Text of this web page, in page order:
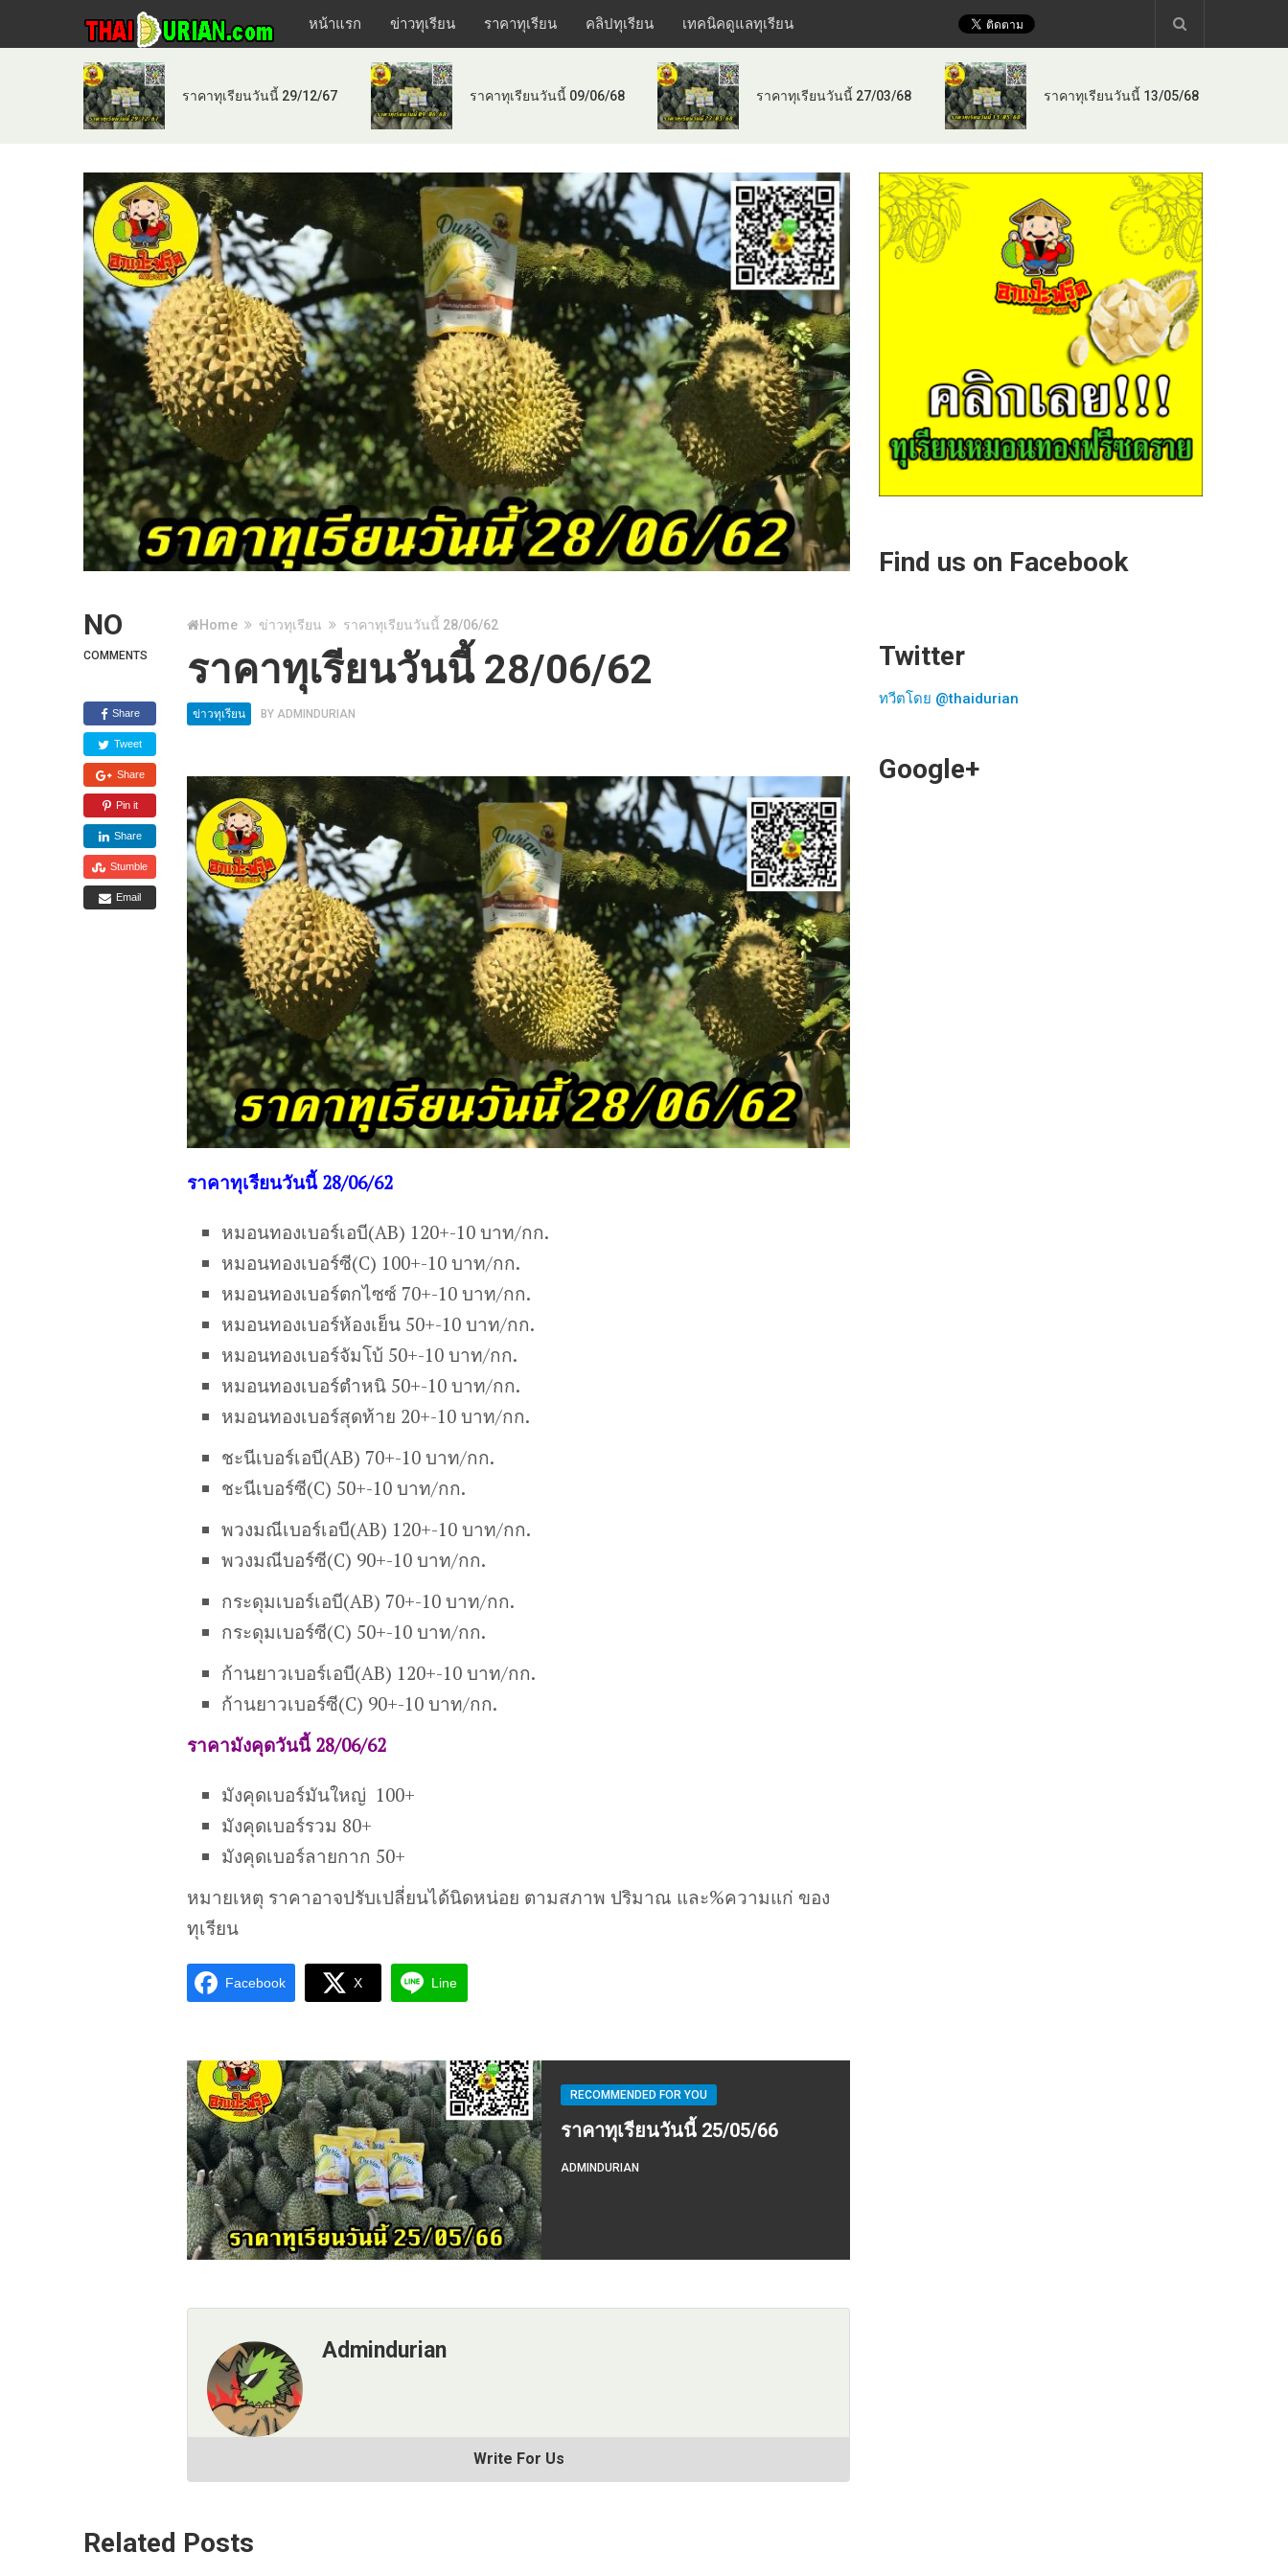
หน้าแรก ข่าวทุเรียน ราคาทุเรียน คลิปทุเรียน เทคนิคดูแลทุเรียน
ราคาทุเรียนวันนี้ 29/12/67 ราคาทุเรียนวันนี้ 09/06/68 ราคาทุเรียนวันนี้ 27/03/68 ราคาทุเรียนวันนี้ 13/05/68
NO
COMMENTS
Share
Tweet
Share
Pin it
Share
Stumble
Email
Home ข่าวทุเรียน ราคาทุเรียนวันนี้ 28/06/62
ราคาทุเรียนวันนี้ 28/06/62
ข่าวทุเรียน BY ADMINDURIAN
ราคาทุเรียนวันนี้ 28/06/62
หมอนทองเบอร์เอบี(AB) 120+-10 บาท/กก.
หมอนทองเบอร์ซี(C) 100+-10 บาท/กก.
หมอนทองเบอร์ตกไซซ์ 70+-10 บาท/กก.
หมอนทองเบอร์ห้องเย็น 50+-10 บาท/กก.
หมอนทองเบอร์จัมโบ้ 50+-10 บาท/กก.
หมอนทองเบอร์ตำหนิ 50+-10 บาท/กก.
หมอนทองเบอร์สุดท้าย 20+-10 บาท/กก.
ชะนีเบอร์เอบี(AB) 70+-10 บาท/กก.
ชะนีเบอร์ซี(C) 50+-10 บาท/กก.
พวงมณีเบอร์เอบี(AB) 120+-10 บาท/กก.
พวงมณีบอร์ซี(C) 90+-10 บาท/กก.
กระดุมเบอร์เอบี(AB) 70+-10 บาท/กก.
กระดุมเบอร์ซี(C) 50+-10 บาท/กก.
ก้านยาวเบอร์เอบี(AB) 120+-10 บาท/กก.
ก้านยาวเบอร์ซี(C) 90+-10 บาท/กก.
ราคามังคุดวันนี้ 28/06/62
มังคุดเบอร์มันใหญ่ 100+
มังคุดเบอร์รวม 80+
มังคุดเบอร์ลายกาก 50+
หมายเหตุ ราคาอาจปรับเปลี่ยนได้นิดหน่อย ตามสภาพ ปริมาณ และ%ความแก่ ของ
ทุเรียน
Facebook X Line
RECOMMENDED FOR YOU
ราคาทุเรียนวันนี้ 25/05/66
ADMINDURIAN
Admindurian
Write For Us
Related Posts
Find us on Facebook
Twitter
ทวีตโดย @thaidurian
Google+